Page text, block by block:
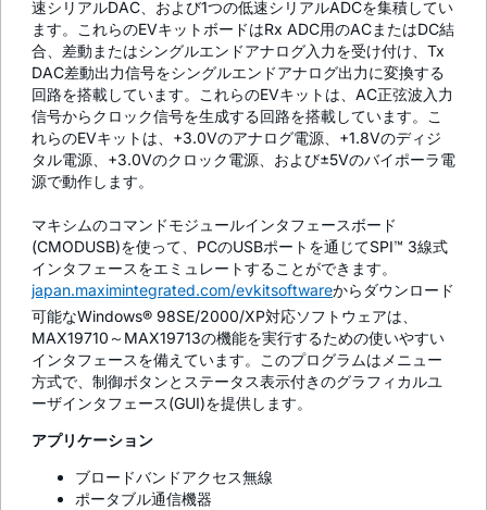
速シリアルDAC、および1つの低速シリアルADCを集積してい
ます。これらのEVキットボードはRx ADC用のACまたはDC結
合、差動またはシングルエンドアナログ入力を受け付け、Tx
DAC差動出力信号をシングルエンドアナログ出力に変換する
回路を搭載しています。これらのEVキットは、AC正弦波入力
信号からクロック信号を生成する回路を搭載しています。こ
れらのEVキットは、+3.0Vのアナログ電源、+1.8Vのディジ
タル電源、+3.0Vのクロック電源、および±5Vのバイポーラ電
源で動作します。
マキシムのコマンドモジュールインタフェースボード
(CMODUSB)を使って、PCのUSBポートを通じてSPI™ 3線式
インタフェースをエミュレートすることができます。
japan.maximintegrated.com/evkitsoftwareからダウンロード
可能なWindows® 98SE/2000/XP対応ソフトウェアは、
MAX19710～MAX19713の機能を実行するための使いやすい
インタフェースを備えています。このプログラムはメニュー
方式で、制御ボタンとステータス表示付きのグラフィカルユ
ーザインタフェース(GUI)を提供します。
アプリケーション
ブロードバンドアクセス無線
ポータブル通信機器